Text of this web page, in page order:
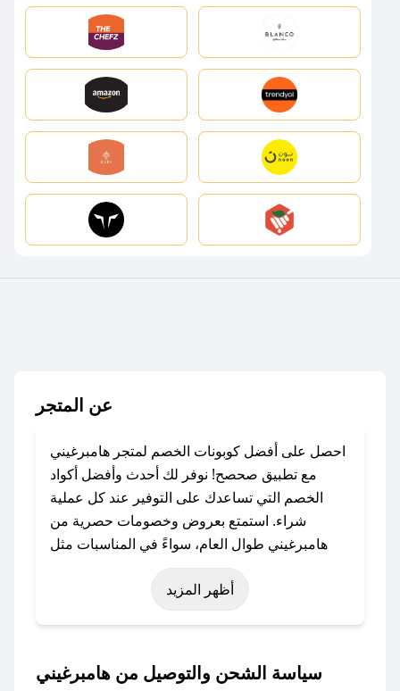
عن المتجر
احصل على أفضل كوبونات الخصم لمتجر هامبرغيني
مع تطبيق صحصح! نوفر لك أحدث وأفضل أكواد
الخصم التي تساعدك على التوفير عند كل عملية
شراء. استمتع بعروض وخصومات حصرية من
هامبرغيني طوال العام، سواءً في المناسبات مثل
عيد الفطر، عيد الأضحى، الجمعة البيضاء (شهر
نوفمبر)، رمضان، اليوم الوطني، يوم التأسيس، أو
حتى عروض خاصة أخرى.
باستخدام تطبيق صحصح، يمكنك العثور بسهولة على
أظهر المزيد
سياسة الشحن والتوصيل من هامبرغيني